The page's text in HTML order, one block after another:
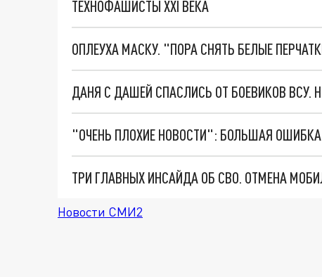
ТЕХНОФАШИСТЫ XXI ВЕКА
ОПЛЕУХА МАСКУ. "ПОРА СНЯТЬ БЕЛЫЕ
ДАНЯ С ДАШЕЙ СПАСЛИСЬ ОТ БОЕВИКОВ
Новости СМИ2